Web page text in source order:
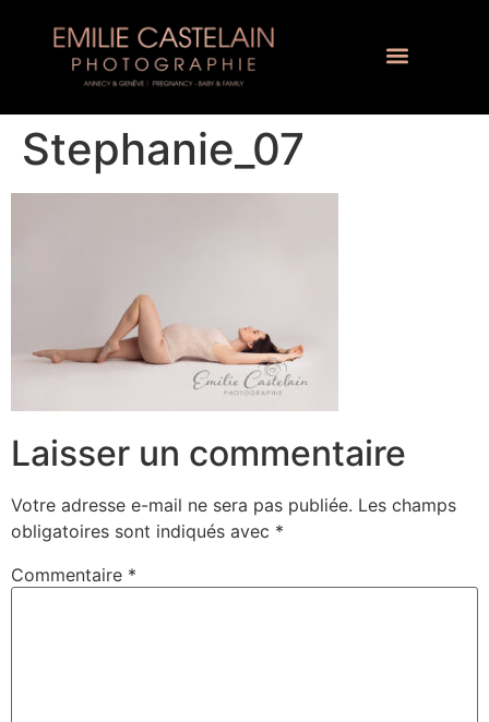
Stephanie_07
Laisser un commentaire
Votre adresse e-mail ne sera pas publiée. Les champs
obligatoires sont indiqués avec *
Commentaire *